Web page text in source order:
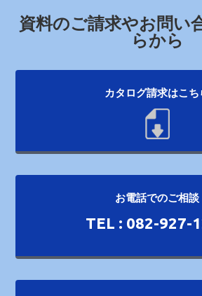
資料のご請求やお問い
らから
カタログ請求はこち
お電話でのご相談
TEL : 082-927-